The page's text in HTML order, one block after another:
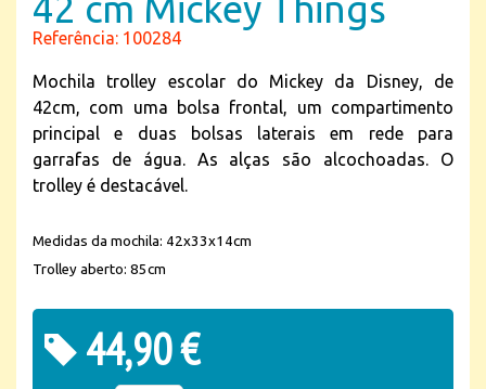
42 cm Mickey Things
Referência: 100284
Mochila trolley escolar do Mickey da Disney, de
42cm, com uma bolsa frontal, um compartimento
principal e duas bolsas laterais em rede para
garrafas de água. As alças são alcochoadas. O
trolley é destacável.
Medidas da mochila: 42x33x14cm
Trolley aberto: 85cm
44,90 €